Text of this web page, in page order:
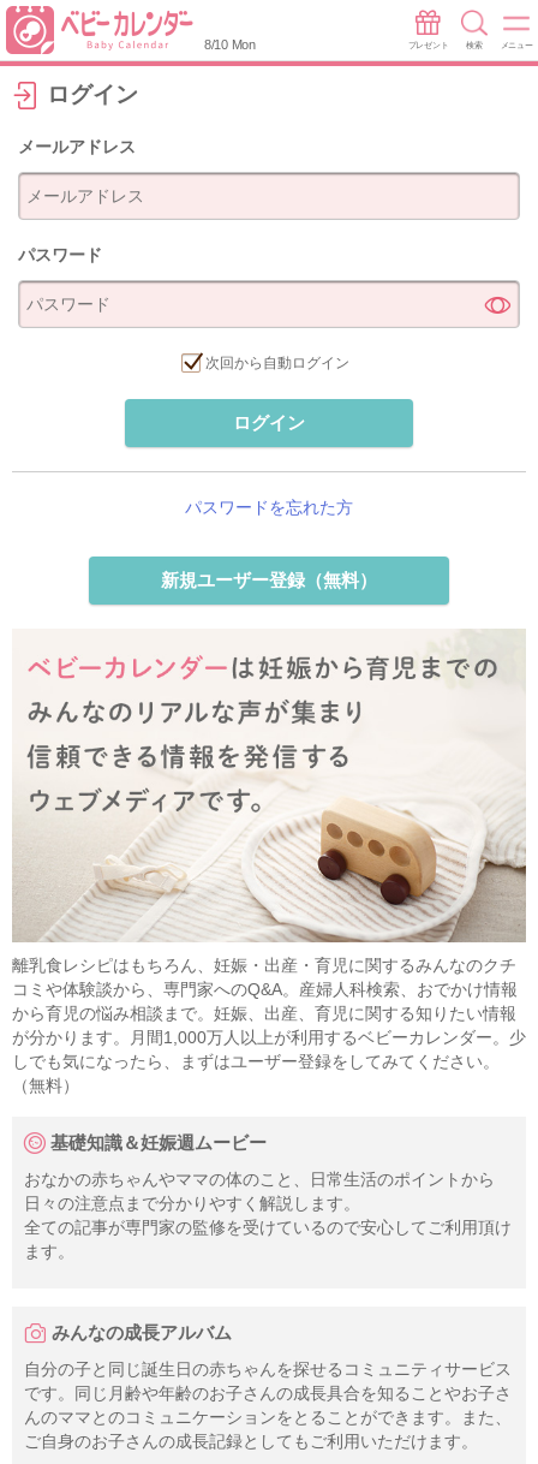
8/10 Mon プレゼント 検索 メニュー
ログイン
メールアドレス
パスワード
次回から自動ログイン
ログイン
パスワードを忘れた方
新規ユーザー登録（無料）
離乳食レシピはもちろん、妊娠・出産・育児に関するみんなのクチ
コミや体験談から、専門家へのQ&A。産婦人科検索、おでかけ情報
から育児の悩み相談まで。妊娠、出産、育児に関する知りたい情報
が分かります。月間1,000万人以上が利用するベビーカレンダー。少
しでも気になったら、まずはユーザー登録をしてみてください。
（無料）
基礎知識＆妊娠週ムービー
おなかの赤ちゃんやママの体のこと、日常生活のポイントから
日々の注意点まで分かりやすく解説します。
全ての記事が専門家の監修を受けているので安心してご利用頂け
ます。
みんなの成長アルバム
自分の子と同じ誕生日の赤ちゃんを探せるコミュニティサービス
です。同じ月齢や年齢のお子さんの成長具合を知ることやお子さ
んのママとのコミュニケーションをとることができます。また、
ご自身のお子さんの成長記録としてもご利用いただけます。